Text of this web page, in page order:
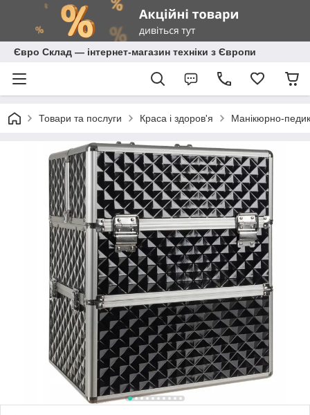
Євро Склад — інтернет-магазин техніки з Європи
Товари та послуги Краса і здоров'я Манікюрно-